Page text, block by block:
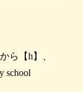
ら【h】、
school